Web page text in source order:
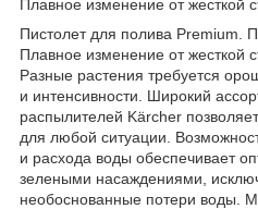
Плавное изменение от жесткой
Пистолет для полива Premium.
Плавное изменение от жесткой
Разные растения требуется
и интенсивности. Широкий
распылителей Kärcher
для любой ситуации.
и расхода воды обеспечивает
зелеными насаждениями,
необоснованные потери воды.